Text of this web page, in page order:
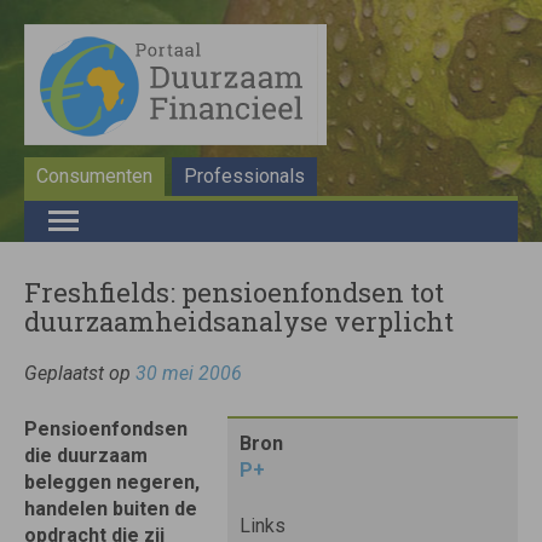
Consumenten Professionals
Freshfields: pensioenfondsen tot
duurzaamheidsanalyse verplicht
Geplaatst op 30 mei 2006
Bron
P+
Links
Pensioenfondsen
die duurzaam
beleggen negeren,
handelen buiten de
opdracht die zij